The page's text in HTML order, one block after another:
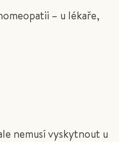
– u lékaře,
nemusí vyskytnout u